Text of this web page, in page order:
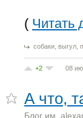
( Читать
собаки, выгул,
+2 08
А что,
Блог им.